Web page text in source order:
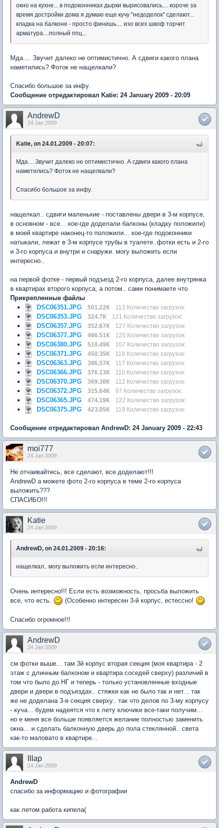
окно на кухне... в подоконниках дырки вырисовались.... короче за
время достройки дома я думаю еще кучу "недоделок" сделают...
кладка на балконе - просто финишь.... изо всех швоф торчит
арматура....полный ппц...
Мда.... Звучит далеко не оптимистично. А сдвиги какого плана
наметились? Фоток не нащелкали?
Спасибо большое за инфу.
Сообщение отредактировал Katie: 24 January 2009 - 20:09
AndrewD
24 Jan 2009
Katie, on 24.01.2009 - 20:07:
Мда.... Звучит далеко не оптимистично. А сдвиги какого плана
наметились? Фоток не нащелкали?
Спасибо большое за инфу.
нащелкал.. сдвиги маленькие - поставлены двери в 3-м корпусе,
в основном - все... кое-где доделали балконы (кладку положили)
в моей квартире наконец-то положили... кое-где подоконники
натыкали, лежат в 3-м корпусе трубы в туалете..фотки есть и 2-го
и 3-го корпуса и внутри и снаружи. могу выложить если
интересно..
на первой фотке - первый подъезд 2-го корпуса, далее внутрянка
в квартирах второго корпуса, а потом.. сами понимаете что
Прикрепленные файлы
DSC06351.JPG
501.22К 113 Количество загрузок:
DSC06353.JPG 324.7К 121 Количество загрузок:
DSC06357.JPG 352.67К 127 Количество загрузок:
DSC06377.JPG 466.51К 120 Количество загрузок:
DSC06380.JPG 510.49К 107 Количество загрузок:
DSC06371.JPG 450.35К 118 Количество загрузок:
DSC06363.JPG 386.57К 117 Количество загрузок:
DSC06366.JPG 376.13К 110 Количество загрузок:
DSC06370.JPG 369.38К 112 Количество загрузок:
DSC06372.JPG 315.64К 97 Количество загрузок:
DSC06365.JPG 474.19К 122 Количество загрузок:
DSC06375.JPG 423.05К 119 Количество загрузок:
Сообщение отредактировал AndrewD: 24 January 2009 - 22:43
moi777
24 Jan 2009
Не отчаивайтесь, все сделают, все доделают!!!
AndrewD а можете фото 2-го корпуса в теме 2-го корпуса
выложить???
СПАСИБО!!!
Katie
24 Jan 2009
AndrewD, on 24.01.2009 - 20:16:
нащелкал.. могу выложить если интересно..
Очень интересно!!! Если есть возможность, просьба выложить
все, что есть.
(Особенно интересен 3-й корпус, естессно!
Спасибо огромное!!!
AndrewD
24 Jan 2009
см фотки выше... там 3й корпус вторая секция (моя квартира - 2
этаж с длинным балконом и квартира соседей сверху) различий в
том что было до НГ и теперь - только установленные входные
двери и двери в подъездах.. стяжки как не было так и нет... так
же не доделана 3-я секция сверху.. так что делов по 3-му корпусу
- куча... будем надеятся что к лету ключики все-таки получим...
но е меня все больше появляется желание полностью заменить
окна... и сделать балконную дверь до пола стеклянной.. света
как-то маловато в квартире...
IIIap
24 Jan 2009
AndrewD
спасибо за информацию и фотографии
как летом работа кипела(